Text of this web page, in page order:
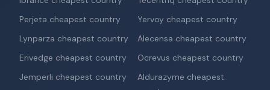
Perjeta cheapest country
Yervoy cheapest country
Lynparza cheapest country
Alecensa cheapest country
Erivedge cheapest country
Ocrevus cheapest country
Jemperli cheapest country
Aldurazyme cheapest